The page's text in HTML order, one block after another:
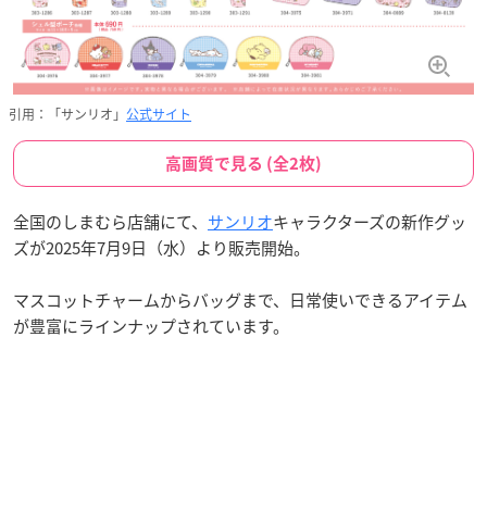
引用：「サンリオ」 公式サイト
高画質で見る (全2枚)
全国のしまむら店舗にて、 サンリオキャラクターズの新作グッ
ズが2025年7月9日（水）より販売開始。
マスコットチャームからバッグまで、日常使いできるアイテム
が豊富にラインナップされています。